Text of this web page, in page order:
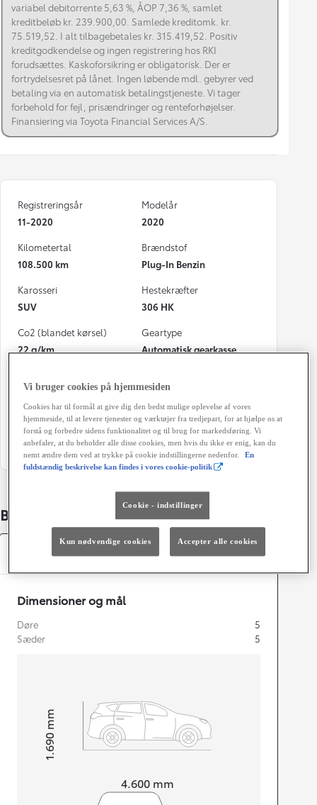
variabel debitorrente 5,63 %, ÅOP 7,36 %, samlet
kreditbeløb kr. 239.900,00. Samlede kreditomk. kr.
75.519,52. I alt tilbagebetales kr. 315.419,52. Positiv
kreditgodkendelse og ingen registrering hos RKI
forudsættes. Kaskoforsikring er obligatorisk. Der er
fortrydelsesret på lånet. Ingen løbende mdl. gebyrer ved
betaling via en automatisk betalingstjeneste. Vi tager
forbehold for fejl, prisændringer og renteforhøjelser.
Finansiering via Toyota Financial Services A/S.
Registreringsår
11-2020
Modelår
2020
Kilometertal
108.500 km
Brændstof
Plug-In Benzin
Karosseri
SUV
Hestekræfter
306 HK
Co2 (blandet kørsel)
22 g/km
Geartype
Automatisk gearkasse
Koksgrå metal
Energiklasse
Grøn ejerafgift (årligt)
1.080 kr.
Bildetaljer
Specifikationer
Dimensioner og mål
Døre
5
Sæder
5
4.600 mm
Højt1.690
mm
Vi bruger cookies på hjemmesiden
Cookies har til formål at give dig den bedst mulige oplevelse af vores
hjemmeside, til at levere tjenester og værktøjer fra tredjepart, for at hjælpe os at
forstå og forbedre sidens funktionalitet og til brug for markedsføring. Vi
anbefaler, at du beholder alle disse cookies, men hvis du ikke er enig, kan du
nemt ændre dem ved at trykke på cookie indstillingerne nedenfor.
En
fuldstændig beskrivelse kan findes i vores cookie-politik
Cookie - indstillinger
Kun nødvendige cookies Accepter alle cookies